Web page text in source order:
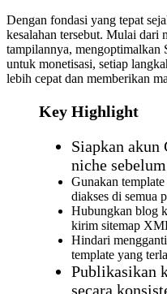
Dengan fondasi yang tepat
kesalahan tersebut. Mulai dari
tampilannya, mengoptimalkan
untuk monetisasi, setiap
lebih cepat dan memberikan
Key Highlight
Siapkan akun
niche
Gunakan
diakses di semua
Hubungkan blog
kirim sitemap
Hindari
template yang
Publikasikan
secara